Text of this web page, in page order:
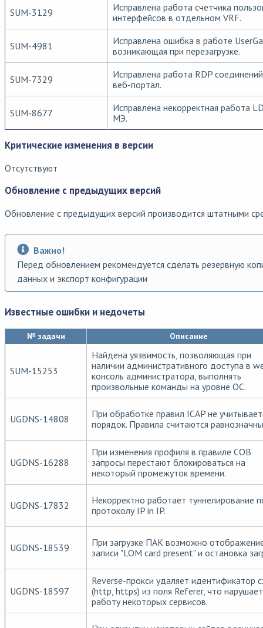
SUM-3129
Исправлена работа счетчика
интерфейсов в отдельном VRF.
SUM-4981
Исправлена ошибка в работе
возникающая при перезагрузке.
SUM-7329
Исправлена работа RDP
веб-портал.
SUM-8677
Исправлена некорректная работа
МЭ.
Критические изменения в версии
Отсутствуют
Обновление с предыдущих версий
Обновление с предыдущих версий производится штатными
Важно!
Перед обновлением рекомендуется сделать резервную
данных и экспорт конфигурации
Известные ошибки и недочеты
№ задачи Описание
SUM-15253
Найдена уязвимость, позволяющая при
наличии административного доступа в
консоль администратора, выполнять
произвольные команды на уровне ОС.
UGDNS-14808
При обработке правил ICAP не
порядок. Правила считаются
UGDNS-16288
При изменения профиля в правиле СОВ
запросы перестают блокироваться на
некоторый промежуток времени.
UGDNS-17832
Некорректно работает туннелирование
протоколу IP in IP.
UGDNS-18539
При загрузке ПАК возможно
записи "LOM card present" и остановка
UGDNS-18597
Reverse-прокси удаляет идентификатор
(http, https) из поля Referer, что нарушает
работу некоторых сервисов.